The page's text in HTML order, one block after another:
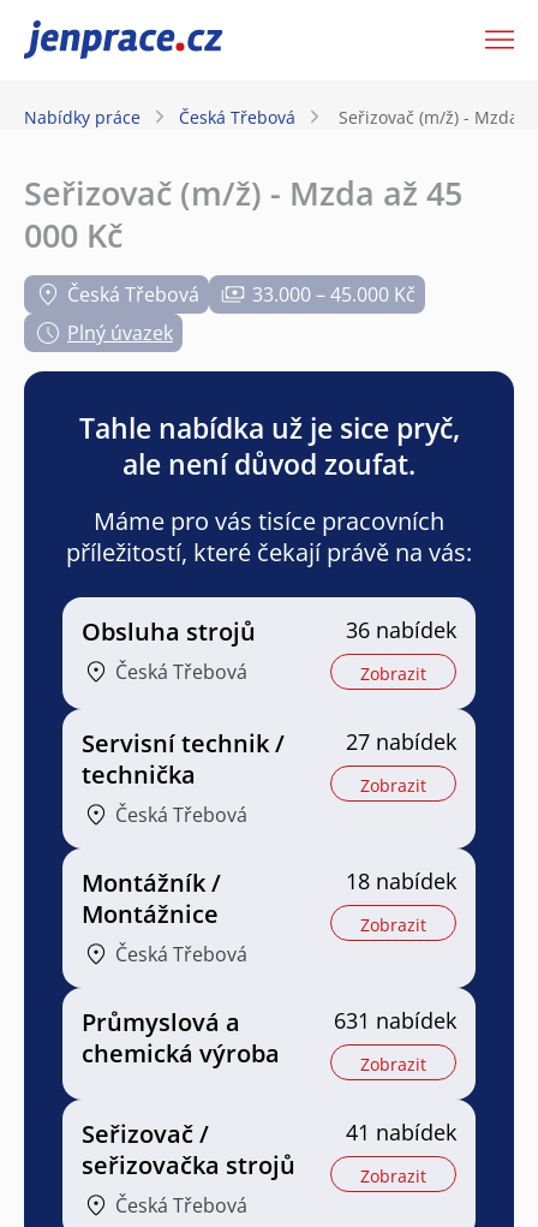
JenPráce.cz
Nabídky práce Česká Třebová Seřizovač (m/ž) - Mzda
Seřizovač (m/ž) - Mzda až 45
000 Kč
Česká Třebová
33.000 – 45.000 Kč
Plný úvazek
Tahle nabídka už je sice pryč,
ale není důvod zoufat.
Máme pro vás tisíce pracovních
příležitostí, které čekají právě na vás:
Obsluha strojů
Česká Třebová
36 nabídek
Zobrazit
Servisní technik /
technička
Česká Třebová
27 nabídek
Zobrazit
Montážník /
Montážnice
Česká Třebová
18 nabídek
Zobrazit
Průmyslová a
chemická výroba
631 nabídek
Zobrazit
Seřizovač /
seřizovačka strojů
Česká Třebová
41 nabídek
Zobrazit